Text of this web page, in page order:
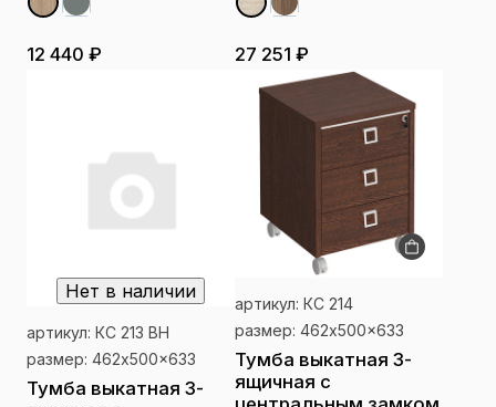
12 440 ₽ 27 251 ₽
Нет в наличии
артикул: КС 213 ВН
размер: 462x500x633
Тумба выкатная 3-
артикул: КС 214
размер: 462x500x633
Тумба выкатная 3-
ящичная с